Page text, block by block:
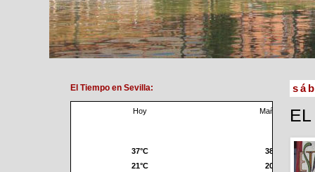
El Tiempo en Sevilla: